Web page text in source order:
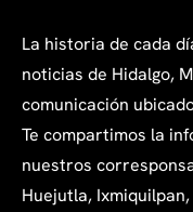
La historia de cada
noticias de Hidalgo,
comunicación
Te compartimos la
nuestros
Huejutla,